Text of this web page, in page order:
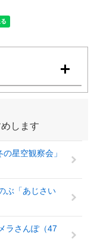
します
星空観察会」
ぶ「あじさい
ラさんぽ（47